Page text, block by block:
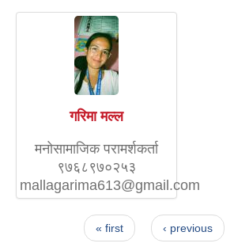
गरिमा मल्ल
मनोसामाजिक परामर्शकर्ता
९७६८९७०२५३
mallagarima613@gmail.com
« first ‹ previous